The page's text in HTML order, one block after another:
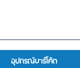
อุปกรณ์บาร์โค้ด